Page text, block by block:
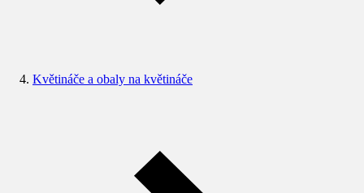
Květináče a obaly na květináče